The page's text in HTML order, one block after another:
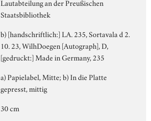
Lautabteilung an der Preußischen
Staatsbibliothek
b) [handschriftlich:] LA. 235, Sortavala d 2.
10. 23, WilhDoegen [Autograph], D,
[gedruckt:] Made in Germany, 235
a) Papielabel, Mitte; b) In die Platte
gepresst, mittig
30 cm